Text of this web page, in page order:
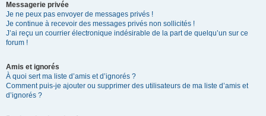
Messagerie privée
Je ne peux pas envoyer de messages privés !
Je continue à recevoir des messages privés non sollicités !
J’ai reçu un courrier électronique indésirable de la part de quelqu’un sur ce
forum !
Amis et ignorés
À quoi sert ma liste d’amis et d’ignorés ?
Comment puis-je ajouter ou supprimer des utilisateurs de ma liste d’amis et
d’ignorés ?